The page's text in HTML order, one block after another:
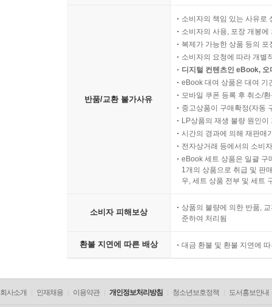
반품/교환 불가사유
소비자의 책임 있는 사유로
소비자의 사용, 포장 개봉
복제가 가능한 상품 등의
소비자의 요청에 따라 개별
디지털 컨텐츠인 eBook,
eBook 대여 상품은 대여 기
모바일 쿠폰 등록 후 취소/
중고상품이 구매확정(자동
LP상품의 재생 불량 원인
시간의 경과에 의해 재판매
전자상거래 등에서의 소비
eBook 세트 상품은 일괄 구
1개의 상품으로 취급 및 판
우, 세트 상품 전부 및 세트
소비자 피해보상
상품의 불량에 의한 반품,
준하여 처리됨
환불 지연에 따른 배상 대금 환불 및 환불 지연에
회사소개 인재채용 이용약관 개인정보처리방침 청소년보호정책 도서홍보안내